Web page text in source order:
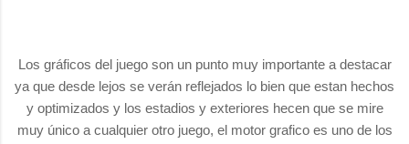
Los gráficos del juego son un punto muy importante a destacar
ya que desde lejos se verán reflejados lo bien que estan hechos
y optimizados y los estadios y exteriores hecen que se mire
muy único a cualquier otro juego, el motor grafico es uno de los